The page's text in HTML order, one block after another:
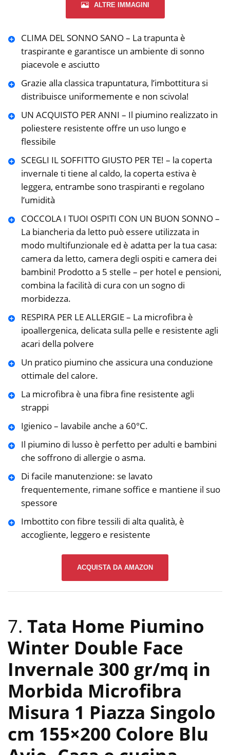
ALTRE IMMAGINI
CLIMA DEL SONNO SANO – La trapunta è
traspirante e garantisce un ambiente di sonno
piacevole e asciutto
Grazie alla classica trapuntatura, l’imbottitura si
distribuisce uniformemente e non scivola!
UN ACQUISTO PER ANNI – Il piumino realizzato in
poliestere resistente offre un uso lungo e
flessibile
SCEGLI IL SOFFITTO GIUSTO PER TE! – la coperta
invernale ti tiene al caldo, la coperta estiva è
leggera, entrambe sono traspiranti e regolano
l’umidità
COCCOLA I TUOI OSPITI CON UN BUON SONNO –
La biancheria da letto può essere utilizzata in
modo multifunzionale ed è adatta per la tua casa:
camera da letto, camera degli ospiti e camera dei
bambini! Prodotto a 5 stelle – per hotel e pensioni,
combina la facilità di cura con un sogno di
morbidezza.
RESPIRA PER LE ALLERGIE – La microfibra è
ipoallergenica, delicata sulla pelle e resistente agli
acari della polvere
Un pratico piumino che assicura una conduzione
ottimale del calore.
La microfibra è una fibra fine resistente agli
strappi
Igienico – lavabile anche a 60°C.
Il piumino di lusso è perfetto per adulti e bambini
che soffrono di allergie o asma.
Di facile manutenzione: se lavato
frequentemente, rimane soffice e mantiene il suo
spessore
Imbottito con fibre tessili di alta qualità, è
accogliente, leggero e resistente
ACQUISTA DA AMAZON
7. Tata Home Piumino
Winter Double Face
Invernale 300 gr/mq in
Morbida Microfibra
Misura 1 Piazza Singolo
cm 155×200 Colore Blu